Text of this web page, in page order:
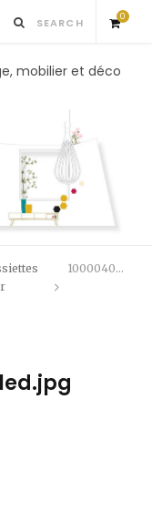
0
S
p
mobilier et déco
1000040546-scaled.jpg